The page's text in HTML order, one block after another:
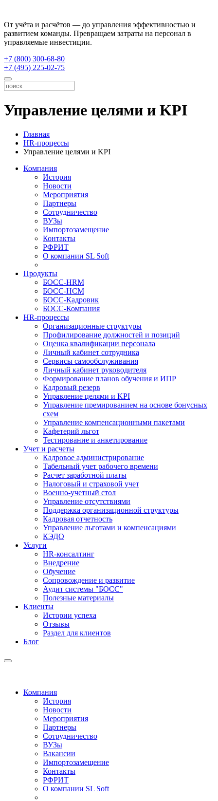
От учёта и расчётов — до управления эффективностью и
развитием команды. Превращаем затраты на персонал в
управляемые инвестиции.
+7 (800) 300-68-80
+7 (495) 225-02-75
Управление целями и KPI
Главная
HR-процессы
Управление целями и KPI
Компания
История
Новости
Мероприятия
Партнеры
Сотрудничество
ВУЗы
Импортозамещение
Контакты
РФРИТ
О компании SL Soft
Продукты
БОСС-HRM
БОСС-HCM
БОСС-Кадровик
БОСС-Компания
HR-процессы
Организационные структуры
Профилирование должностей и позиций
Оценка квалификации персонала
Личный кабинет сотрудника
Сервисы самообслуживания
Личный кабинет руководителя
Формирование планов обучения и ИПР
Кадровый резерв
Управление целями и KPI
Управление премированием на основе бонусных
схем
Управление компенсационными пакетами
Кафетерий льгот
Тестирование и анкетирование
Учет и расчеты
Кадровое администрирование
Табельный учет рабочего времени
Расчет заработной платы
Налоговый и страховой учет
Военно-учетный стол
Управление отсутствиями
Поддержка организационной структуры
Кадровая отчетность
Управление льготами и компенсациями
КЭДО
Услуги
HR-консалтинг
Внедрение
Обучение
Сопровождение и развитие
Аудит системы "БОСС"
Полезные материалы
Клиенты
Истории успеха
Отзывы
Раздел для клиентов
Блог
Компания
История
Новости
Мероприятия
Партнеры
Сотрудничество
ВУЗы
Вакансии
Импортозамещение
Контакты
РФРИТ
О компании SL Soft